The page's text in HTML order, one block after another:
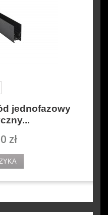
jednofazowy
zł